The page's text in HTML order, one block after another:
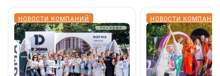
НОВОСТИ КОМПАНИЙ НОВОСТИ